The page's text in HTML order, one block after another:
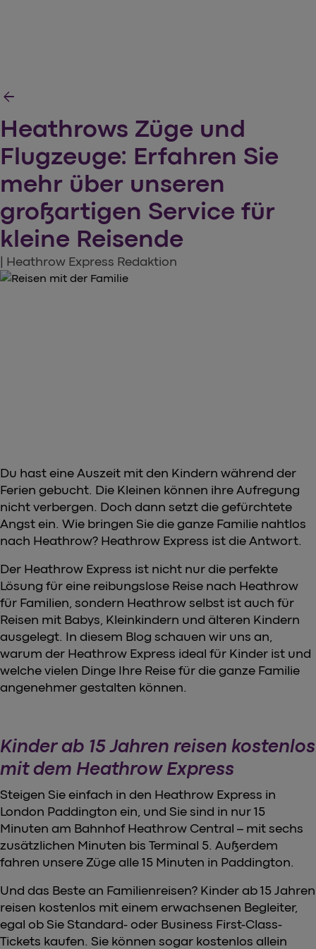
arrow_back
Heathrows Züge und
Flugzeuge: Erfahren Sie
mehr über unseren
großartigen Service für
kleine Reisende
| Heathrow Express Redaktion
Du hast eine Auszeit mit den Kindern während der
Ferien gebucht. Die Kleinen können ihre Aufregung
nicht verbergen. Doch dann setzt die gefürchtete
Angst ein. Wie bringen Sie die ganze Familie nahtlos
nach Heathrow? Heathrow Express ist die Antwort.
Der Heathrow Express ist nicht nur die perfekte
Lösung für eine reibungslose Reise nach Heathrow
für Familien, sondern Heathrow selbst ist auch für
Reisen mit Babys, Kleinkindern und älteren Kindern
ausgelegt. In diesem Blog schauen wir uns an,
warum der Heathrow Express ideal für Kinder ist und
welche vielen Dinge Ihre Reise für die ganze Familie
angenehmer gestalten können.
Kinder ab 15 Jahren reisen kostenlos
mit dem Heathrow Express
Steigen Sie einfach in den Heathrow Express in
London Paddington ein, und Sie sind in nur 15
Minuten am Bahnhof Heathrow Central – mit sechs
zusätzlichen Minuten bis Terminal 5. Außerdem
fahren unsere Züge alle 15 Minuten in Paddington.
Und das Beste an Familienreisen? Kinder ab 15 Jahren
reisen kostenlos mit einem erwachsenen Begleiter,
egal ob Sie Standard- oder Business First-Class-
Tickets kaufen. Sie können sogar kostenlos allein